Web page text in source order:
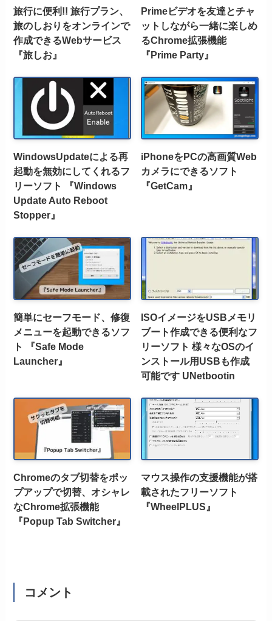
旅行に便利!! 旅行プラン、
旅のしおりをオンラインで
作成できるWebサービス
『旅しお』
Primeビデオを友達とチャ
ットしながら一緒に楽しめ
るChrome拡張機能
『Prime Party』
WindowsUpdateによる再
起動を無効にしてくれるフ
リーソフト 『Windows
Update Auto Reboot
Stopper』
iPhoneをPCの高画質Web
カメラにできるソフト
『GetCam』
簡単にセーフモード、修復
メニューを起動できるソフ
ト 『Safe Mode
Launcher』
ISOイメージをUSBメモリ
ブート作成できる便利なフ
リーソフト 様々なOSのイ
ンストール用USBも作成
可能です UNetbootin
Chromeのタブ切替をポッ
プアップで切替、オシャレ
なChrome拡張機能
『Popup Tab Switcher』
マウス操作の支援機能が搭
載されたフリーソフト
『WheelPLUS』
コメント